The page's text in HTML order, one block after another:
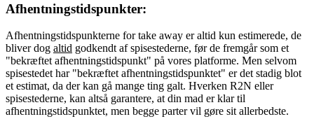
Afhentningstidspunkter:
Afhentningstidspunkterne for take away er altid kun estimerede, de
bliver dog altid godkendt af spisestederne, før de fremgår som et
"bekræftet afhentningstidspunkt" på vores platforme. Men selvom
spisestedet har "bekræftet afhentningstidspunktet" er det stadig blot
et estimat, da der kan gå mange ting galt. Hverken R2N eller
spisestederne, kan altså garantere, at din mad er klar til
afhentningstidspunktet, men begge parter vil gøre sit allerbedste.